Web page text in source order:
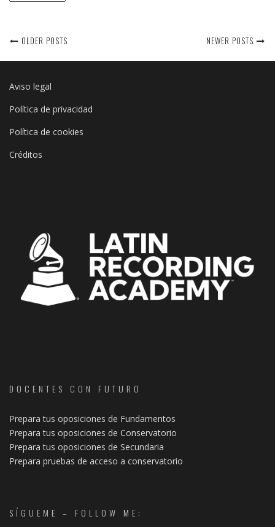
OLDER POSTS NEWER POSTS
Aviso legal
Política de privacidad
Política de cookies
Créditos
DOCENTES CON FUTURO
Prepara tus oposiciones de Fundamentos
Prepara tus oposiciones de Conservatorio
Prepara tus oposiciones de Secundaria
Prepara pruebas de acceso a conservatorio
SÍGUEME – FOLLOW ME: